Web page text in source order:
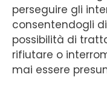
perseguire gli
consentendogli
possibilità di
rifiutare o
mai essere